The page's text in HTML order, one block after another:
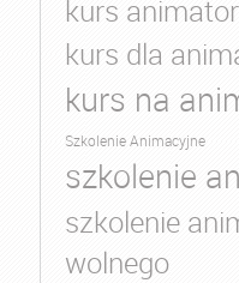
kurs
kurs dla
kurs na
Szkolenie Animacyjne
szkolenie
szkolenie
wolnego